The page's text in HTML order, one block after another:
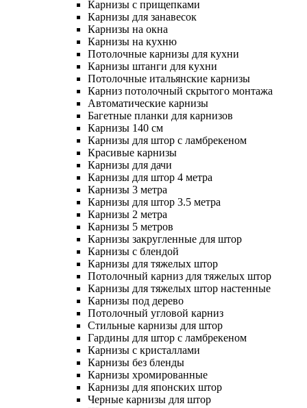
Карнизы с прищепками
Карнизы для занавесок
Карнизы на окна
Карнизы на кухню
Потолочные карнизы для кухни
Карнизы штанги для кухни
Потолочные итальянские карнизы
Карниз потолочный скрытого монтажа
Автоматические карнизы
Багетные планки для карнизов
Карнизы 140 см
Карнизы для штор с ламбрекеном
Красивые карнизы
Карнизы для дачи
Карнизы для штор 4 метра
Карнизы 3 метра
Карнизы для штор 3.5 метра
Карнизы 2 метра
Карнизы 5 метров
Карнизы закругленные для штор
Карнизы с блендой
Карнизы для тяжелых штор
Потолочный карниз для тяжелых штор
Карнизы для тяжелых штор настенные
Карнизы под дерево
Потолочный угловой карниз
Стильные карнизы для штор
Гардины для штор с ламбрекеном
Карнизы с кристаллами
Карнизы без бленды
Карнизы хромированные
Карнизы для японских штор
Черные карнизы для штор